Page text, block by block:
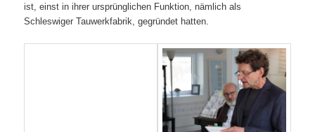
ist, einst in ihrer ursprünglichen Funktion, nämlich als
Schleswiger Tauwerkfabrik, gegründet hatten.